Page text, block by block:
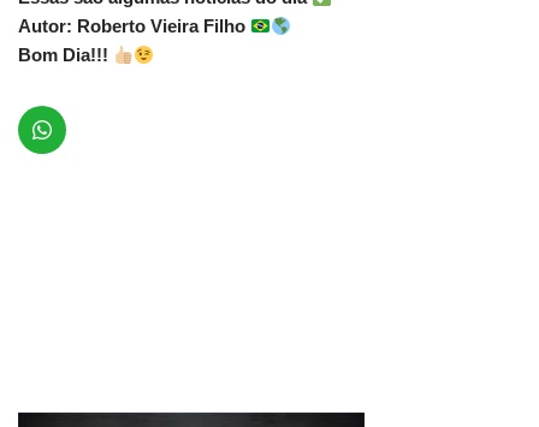
Autor: Roberto Vieira Filho
Bom Dia!!!